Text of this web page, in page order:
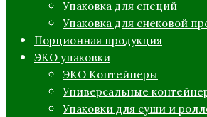
Упаковка для специй
Упаковка для снековой
Порционная продукция
ЭКО упаковки
ЭКО Контейнеры
Универсальные
Упаковки для суши и